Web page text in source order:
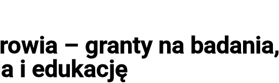
– granty na badania,
i edukację